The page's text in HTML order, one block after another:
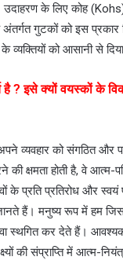
उदाहरण के लिए कोह
गुटकों को इस प्रकार
व्यक्तियों को आसानी से
है ? इसे क्यों वयस्कों के
व्यवहार को संगठित और
क्षमता होती है, वे आत्म-
के प्रति प्रतिरोध और
हैं। मनुष्य रूप में हम
स्थगित कर देते हैं।
की संप्राप्ति में आत्म-